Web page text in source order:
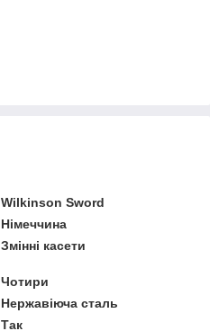
Wilkinson Sword
Німеччина
Змінні касети
Чотири
Нержавіюча сталь
Так